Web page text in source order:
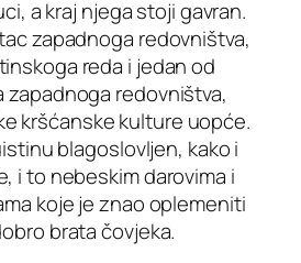
a kraj njega stoji gavran.
zapadnoga redovništva,
reda i jedan od
zapadnoga redovništva,
kršćanske kulture uopće.
blagoslovljen, kako i
i to nebeskim darovima i
koje je znao oplemeniti
brata čovjeka.